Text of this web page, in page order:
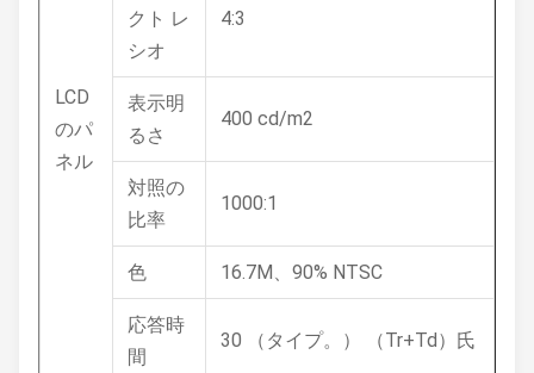
LCD
のパ
ネル
クト レ
シオ
4:3
表示明
るさ
400 cd/m2
対照の
比率
1000:1
色 16.7M、90% NTSC
応答時
間
30 （タイプ。） （Tr+Td）氏